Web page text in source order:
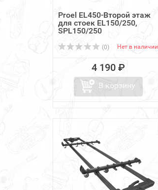
Proel EL450-Второй этаж
для стоек EL150/250,
SPL150/250
(0) Нет в наличии
4 190 ₽
В корзину